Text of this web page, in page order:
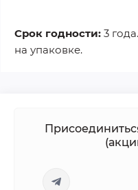
Срок годности: 3
на упаковке.